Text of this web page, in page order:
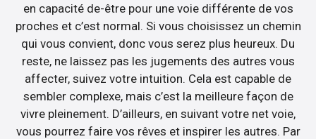
en capacité de-être pour une voie différente de vos
proches et c’est normal. Si vous choisissez un chemin
qui vous convient, donc vous serez plus heureux. Du
reste, ne laissez pas les jugements des autres vous
affecter, suivez votre intuition. Cela est capable de
sembler complexe, mais c’est la meilleure façon de
vivre pleinement. D’ailleurs, en suivant votre net voie,
vous pourrez faire vos rêves et inspirer les autres. Par